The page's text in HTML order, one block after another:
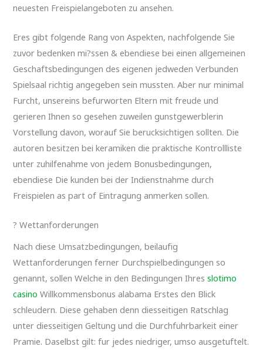
neuesten Freispielangeboten zu ansehen.
Eres gibt folgende Rang von Aspekten, nachfolgende Sie
zuvor bedenken mi?ssen & ebendiese bei einen allgemeinen
Geschaftsbedingungen des eigenen jedweden Verbunden
Spielsaal richtig angegeben sein mussten. Aber nur minimal
Furcht, unsereins befurworten Eltern mit freude und
gerieren Ihnen so gesehen zuweilen gunstgewerblerin
Vorstellung davon, worauf Sie berucksichtigen sollten. Die
autoren besitzen bei keramiken die praktische Kontrollliste
unter zuhilfenahme von jedem Bonusbedingungen,
ebendiese Die kunden bei der Indienstnahme durch
Freispielen as part of Eintragung anmerken sollen.
? Wettanforderungen
Nach diese Umsatzbedingungen, beilaufig
Wettanforderungen ferner Durchspielbedingungen so
genannt, sollen Welche in den Bedingungen Ihresslotimo
casino Willkommensbonus alabama Erstes den Blick
schleudern. Diese gehaben denn diesseitigen Ratschlag
unter diesseitigen Geltung und die Durchfuhrbarkeit einer
Pramie. Daselbst gilt: fur jedes niedriger, umso ausgetuftelt.